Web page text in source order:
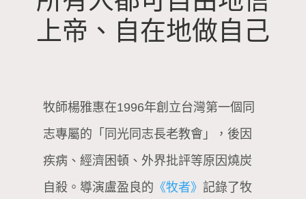
上帝、自在地做自己
牧師楊雅惠在1996年創立台灣第一個同
志專屬的「同光同志長老教會」，後因
疾病、經濟困頓、外界批評等原因燒炭
自殺。導演盧盈良的 《牧者》 記錄了牧